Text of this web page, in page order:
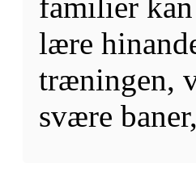
lære
træningen,
svære